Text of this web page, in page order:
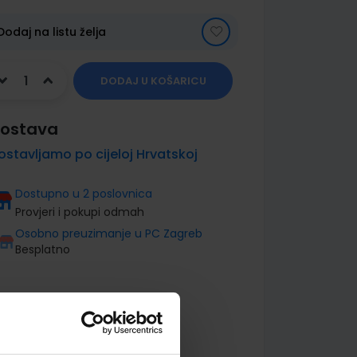
na listu želja
DODAJ U KOŠARICU
po cijeloj Hrvatskoj
Dostupno u 2 poslovnica
Provjeri i pokupi odmah
Osobno preuzimanje u PC Zagreb
Besplatno